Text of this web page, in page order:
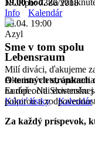
19.00 hod.Za
Info
Kalendár
29.04. 19:00
Azyl
Lebensraum
O temných stránkach
Európe. Na Slovensku
Kúpiť lístky
Kalendár
NCRpo: 7386/2018
Sme v tom spolu
Milí diváci, ďakujeme
Ako iste viete,
na deň ocitli
pokorou a
Za každý príspevok,